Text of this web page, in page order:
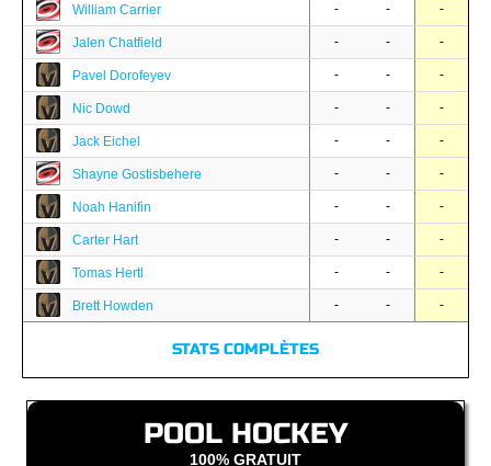
William Carrier - - -
Jalen Chatfield - - -
Pavel Dorofeyev - - -
Nic Dowd - - -
Jack Eichel - - -
Shayne Gostisbehere - - -
Noah Hanifin - - -
Carter Hart - - -
Tomas Hertl - - -
Brett Howden - - -
STATS COMPLÈTES
POOL HOCKEY
100% GRATUIT